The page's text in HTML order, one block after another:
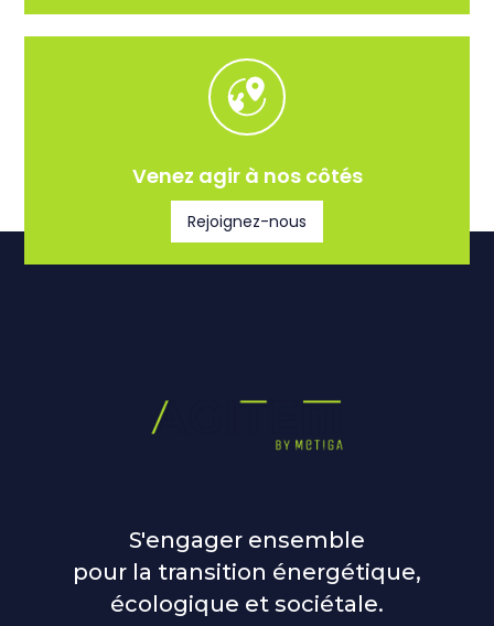
Venez agir à nos côtés
Rejoignez-nous
S'engager ensemble
pour la transition énergétique,
écologique et sociétale.